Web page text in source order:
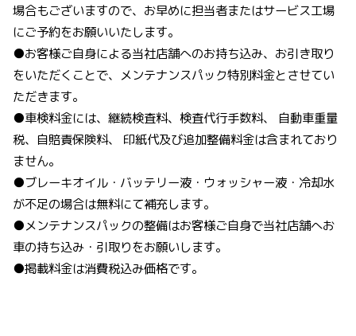
場合もございますので、お早めに担当者またはサービス工場
にご予約をお願いいたします。
●お客様ご自身による当社店舗へのお持ち込み、お引き取り
をいただくことで、メンテナンスパック特別料金とさせてい
ただきます。
●車検料金には、継続検査料、検査代行手数料、 自動車重量
税、自賠責保険料、 印紙代及び追加整備料金は含まれており
ません。
●ブレーキオイル・バッテリー液・ウォッシャー液・冷却水
が不足の場合は無料にて補充します。
●メンテナンスパックの整備はお客様ご自身で当社店舗へお
車の持ち込み・引取りをお願いします。
●掲載料金は消費税込み価格です。